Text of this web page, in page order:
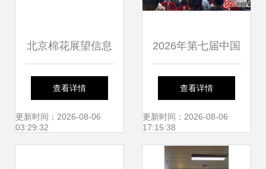
北京棉花展望信息
咨询有限责任公司
深耕信息技术咨询
查看详情
更新时间：2026-08-06
03:29:32
2026年第七届中国
北方农业蔬菜科技
创新发展大会在石
家庄召开，北京信
查看详情
更新时间：2026-08-06
17:15:38